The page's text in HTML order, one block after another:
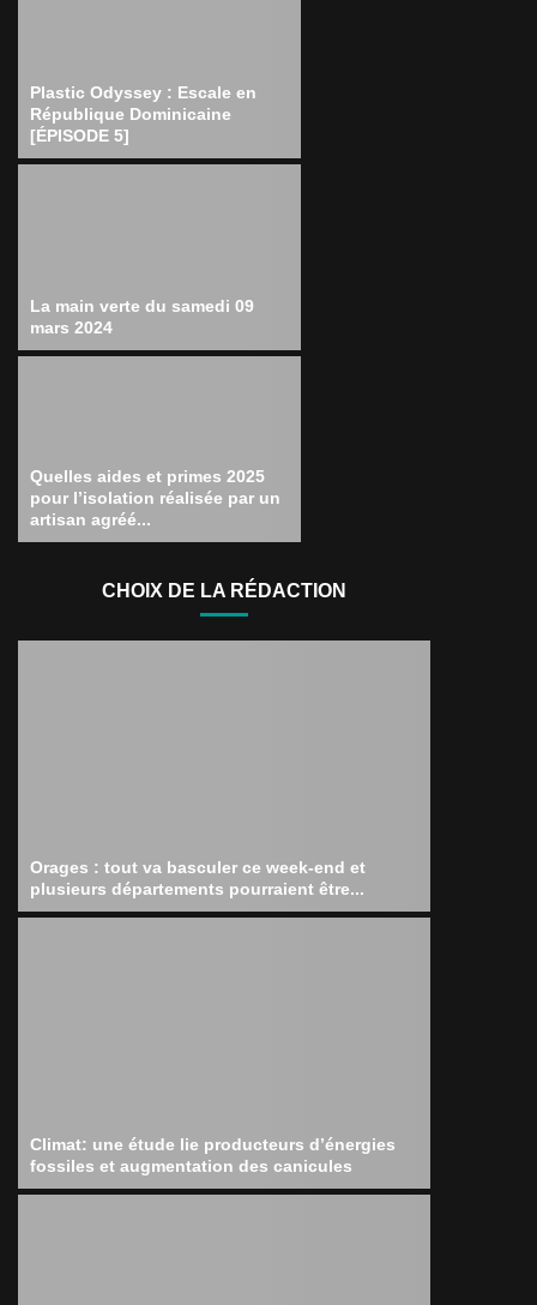
Plastic Odyssey : Escale en
République Dominicaine
[ÉPISODE 5]
La main verte du samedi 09
mars 2024
Quelles aides et primes 2025
pour l’isolation réalisée par un
artisan agréé...
CHOIX DE LA RÉDACTION
Orages : tout va basculer ce week-end et
plusieurs départements pourraient être...
Climat: une étude lie producteurs d’énergies
fossiles et augmentation des canicules